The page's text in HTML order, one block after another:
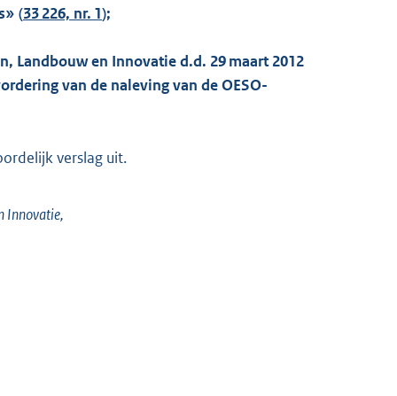
(33 226, nr. 1);
Landbouw en Innovatie d.d. 29 maart 2012
van de naleving van de OESO-
verslag uit.
Innovatie,